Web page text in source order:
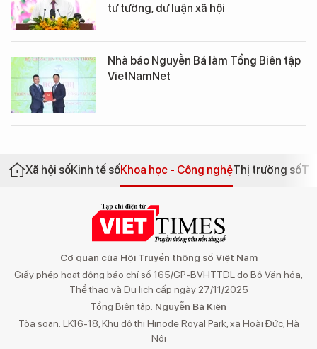
tư tưởng, dư luận xã hội
Nhà báo Nguyễn Bá làm Tổng Biên tập
VietNamNet
Xã hội sốKinh tế sốKhoa học - Công nghệThị trường số
Cơ quan của Hội Truyền thông số Việt Nam
Giấy phép hoạt động báo chí số 165/GP-BVHTTDL do Bộ Văn hóa,
Thể thao và Du lịch cấp ngày 27/11/2025
Tổng Biên tập: Nguyễn Bá Kiên
Tòa soạn: LK16-18, Khu đô thị Hinode Royal Park, xã Hoài Đức, Hà
Nội